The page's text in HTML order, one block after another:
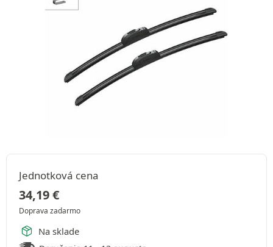
Jednotková cena
34,19€
Doprava zadarmo
Na sklade